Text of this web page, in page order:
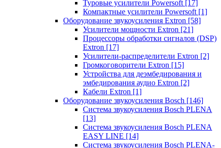
Туровые усилители Powersoft [17]
Компактные усилители Powersoft [1]
Оборудование звукоусиления Extron [58]
Усилители мощности Extron [21]
Процессоры обработки сигналов (DSP)
Extron [17]
Усилители-распределители Extron [2]
Громкоговорители Extron [15]
Устройства для деэмбедирования и
эмбедирования аудио Extron [2]
Кабели Extron [1]
Оборудование звукоусиления Bosch [146]
Система звукоусиления Bosch PLENA
[13]
Система звукоусиления Bosch PLENA
EASY LINE [14]
Система звукоусиления Bosch PLENA-